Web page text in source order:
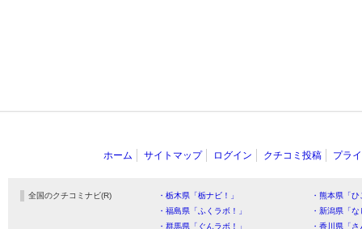
ホーム サイトマップ ログイン クチコミ投稿 プラ
全国のクチコミナビ(R) ・栃木県「栃ナビ！」
・熊本県「
・福島県「ふくラボ！」
・新潟県「
・群馬県「ぐんラボ！」
・香川県「